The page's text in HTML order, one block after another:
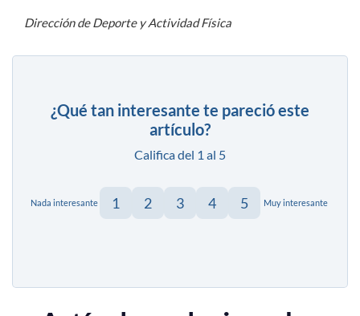
Dirección de Deporte y Actividad Física
¿Qué tan interesante te pareció este
artículo?
Califica del 1 al 5
Nada interesante 1 2 3 4 5 Muy interesante